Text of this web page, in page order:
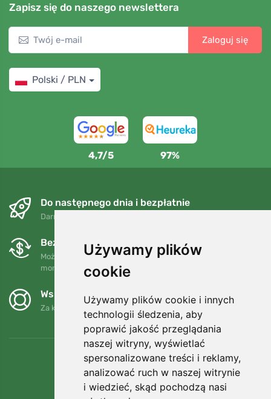
Używamy plików
cookie
Używamy plików cookie i innych
technologii śledzenia, aby
poprawić jakość przeglądania
naszej witryny, wyświetlać
spersonalizowane treści i reklamy,
analizować ruch w naszej witrynie
i wiedzieć, skąd pochodzą nasi
Zapisz się do naszego newslettera
Zaloguj się
Polski / PLN
4,7/5 97%
Do następnego dnia i bezpłatnie
Darmowa wysyłka dla zamówień powyżej 250 PLN
Bezpłatne wymiany i zwroty
Możesz zwrócić lub wymienić swoje zamówienie w dowolnym
momencie w ciągu 90 dni.
Wspieramy Trees.org
Za każde zamówienie sadzimy drzewo! Czytaj więcej